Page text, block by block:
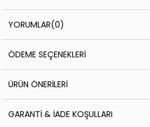
YORUMLAR(0)
ÖDEME SEÇENEKLERI
ÜRÜN ÖNERILERI
GARANTI & İADE KOŞULLARI